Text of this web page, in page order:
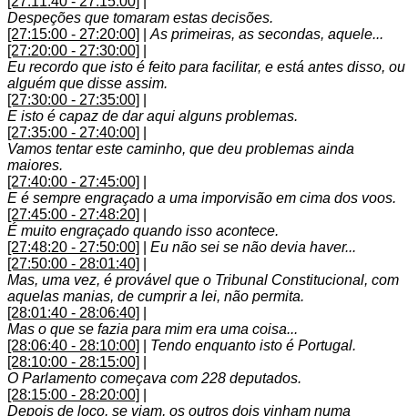
Despeções que tomaram estas decisões.
[27:15:00 - 27:20:00]
As primeiras, as secondas, aquele...
[27:20:00 - 27:30:00]
Eu recordo que isto é feito para facilitar, e está antes disso, ou
alguém que disse assim.
[27:30:00 - 27:35:00]
E isto é capaz de dar aqui alguns problemas.
[27:35:00 - 27:40:00]
Vamos tentar este caminho, que deu problemas ainda
maiores.
[27:40:00 - 27:45:00]
E é sempre engraçado a uma imporvisão em cima dos voos.
[27:45:00 - 27:48:20]
É muito engraçado quando isso acontece.
[27:48:20 - 27:50:00]
Eu não sei se não devia haver...
[27:50:00 - 28:01:40]
Mas, uma vez, é provável que o Tribunal Constitucional, com
aquelas manias, de cumprir a lei, não permita.
[28:01:40 - 28:06:40]
Mas o que se fazia para mim era uma coisa...
[28:06:40 - 28:10:00]
Tendo enquanto isto é Portugal.
[28:10:00 - 28:15:00]
O Parlamento começava com 228 deputados.
[28:15:00 - 28:20:00]
Depois de loco, se viam, os outros dois vinham numa